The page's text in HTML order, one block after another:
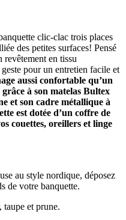
clic-clac trois places
des petites surfaces! Pensé
en tissu
pour un entretien facile et
aussi confortable qu’un
à son matelas Bultex
et son cadre métallique à
est dotée d’un coffre de
couettes, oreillers et linge
au style nordique, déposez
de votre banquette.
taupe et prune.